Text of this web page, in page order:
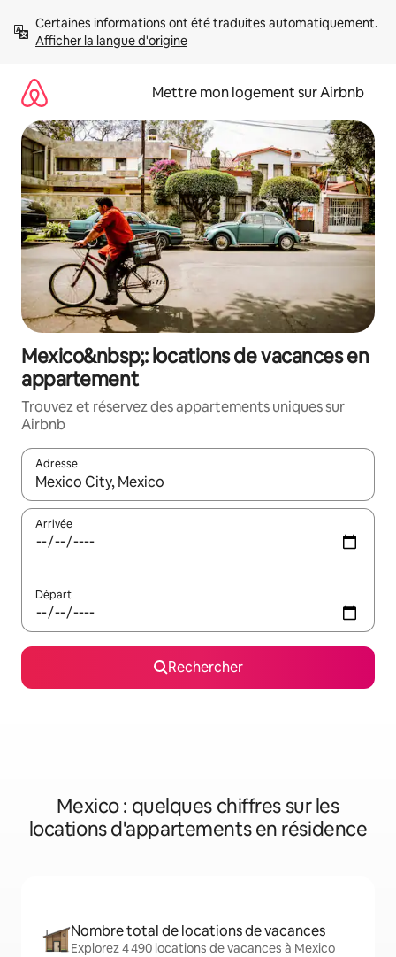
directement
Afficher la langue d'origine
Mettre mon logement sur Airbnb
Mexico&nbsp;: locations de vacances en
appartement
Trouvez et réservez des appartements uniques sur
Airbnb
Adresse
Lorsque les résultats s'affichent, utilisez les flèches vers le
Arrivée
Départ
Rechercher
Mexico : quelques chiffres sur les
locations d'appartements en résidence
Nombre total de locations de vacances
Explorez 4 490 locations de vacances à Mexico